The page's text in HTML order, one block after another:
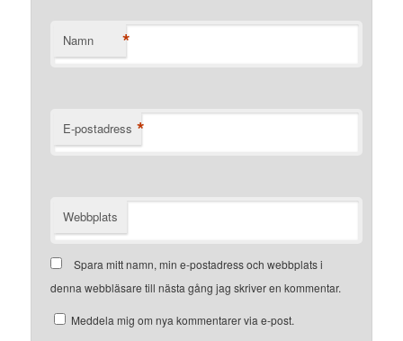
Namn *
E-postadress *
Webbplats
Spara mitt namn, min e-postadress och webbplats i
denna webbläsare till nästa gång jag skriver en kommentar.
Meddela mig om nya kommentarer via e-post.